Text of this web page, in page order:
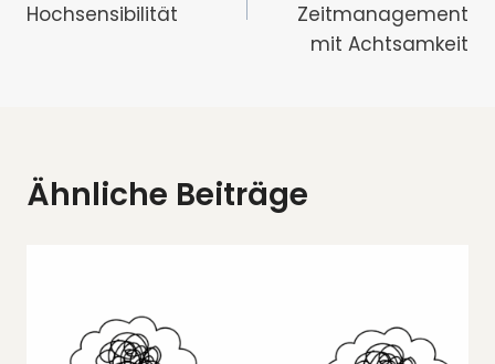
Hochsensibilität
Zeitmanagement
mit Achtsamkeit
Ähnliche Beiträge